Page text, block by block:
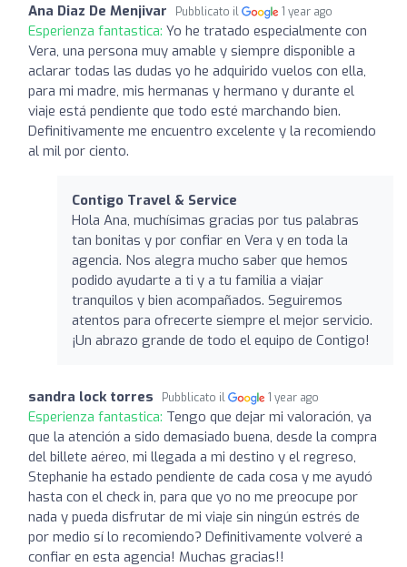
Ana Diaz De Menjivar Pubblicato il 1 year ago
Esperienza fantastica: Yo he tratado especialmente con
Vera, una persona muy amable y siempre disponible a
aclarar todas las dudas yo he adquirido vuelos con ella,
para mi madre, mis hermanas y hermano y durante el
viaje está pendiente que todo esté marchando bien.
Definitivamente me encuentro excelente y la recomiendo
al mil por ciento.
Contigo Travel & Service
Hola Ana, muchísimas gracias por tus palabras
tan bonitas y por confiar en Vera y en toda la
agencia. Nos alegra mucho saber que hemos
podido ayudarte a ti y a tu familia a viajar
tranquilos y bien acompañados. Seguiremos
atentos para ofrecerte siempre el mejor servicio.
¡Un abrazo grande de todo el equipo de Contigo!
sandra lock torres Pubblicato il 1 year ago
Esperienza fantastica: Tengo que dejar mi valoración, ya
que la atención a sido demasiado buena, desde la compra
del billete aéreo, mi llegada a mi destino y el regreso,
Stephanie ha estado pendiente de cada cosa y me ayudó
hasta con el check in, para que yo no me preocupe por
nada y pueda disfrutar de mi viaje sin ningún estrés de
por medio sí lo recomiendo? Definitivamente volveré a
confiar en esta agencia! Muchas gracias!!